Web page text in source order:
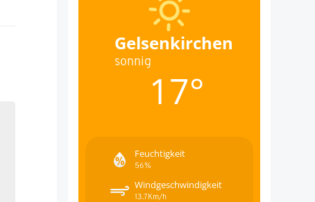
Gelsenkirchen
sonnig
17°
Feuchtigkeit
56%
Windgeschwindigkeit
13.7Km/h